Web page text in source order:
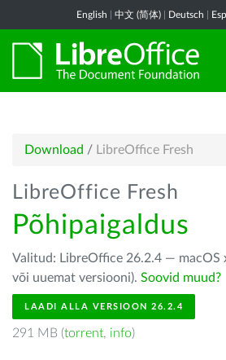
English 中文 (简体) Deutsch
Download / LibreOffice Fresh
LibreOffice Fresh
Põhipaigaldus
Valitud: LibreOffice 26.2.4 — macOS
või uuemat versiooni). Soovid muud?
LAADI ALLA VERSIOON 26.2.4
291 MB (torrent, info)